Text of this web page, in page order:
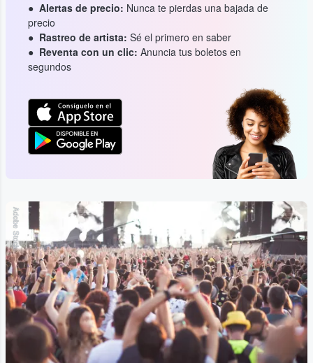
Alertas de precio: Nunca te pierdas una bajada de
precio
Rastreo de artista: Sé el primero en saber
Reventa con un clic: Anuncia tus boletos en
segundos
Adobe Stock